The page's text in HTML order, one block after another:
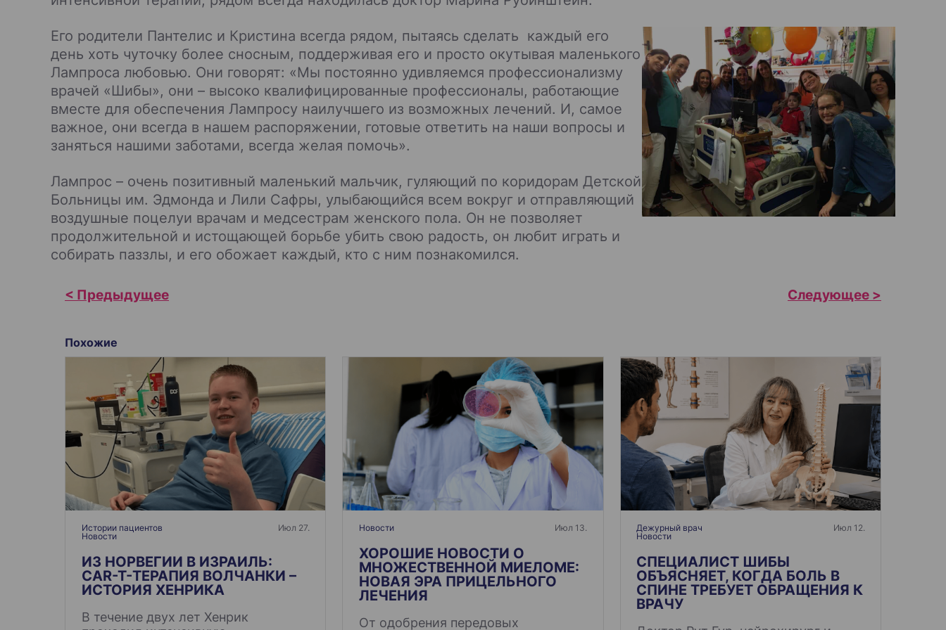
Его родители Пантелис и Кристина всегда рядом, пытаясь сделать каждый его
день хоть чуточку более сносным, поддерживая его и просто окутывая маленького
Лампроса любовью. Они говорят: «Мы постоянно удивляемся профессионализму
врачей «Шибы», они – высоко квалифицированные профессионалы, работающие
вместе для обеспечения Лампросу наилучшего из возможных лечений. И, самое
важное, они всегда в нашем распоряжении, готовые ответить на наши вопросы и
заняться нашими заботами, всегда желая помочь».
Лампрос – очень позитивный маленький мальчик, гуляющий по коридорам Детской
Больницы им. Эдмонда и Лили Сафры, улыбающийся всем вокруг и отправляющий
воздушные поцелуи врачам и медсестрам женского пола. Он не позволяет
продолжительной и истощающей борьбе убить свою радость, он любит играть и
собирать паззлы, и его обожает каждый, кто с ним познакомился.
Н
в
и
ц
и
я
п
з
Похожие
Истории пациентов
Новости
Июл 27.
ИЗ НОРВЕГИИ В ИЗРАИЛЬ:
CAR-T-ТЕРАПИЯ ВОЛЧАНКИ –
ИСТОРИЯ ХЕНРИКА
В течение двух лет Хенрик
Новости Июл 13.
ХОРОШИЕ НОВОСТИ О
МНОЖЕСТВЕННОЙ МИЕЛОМЕ:
НОВАЯ ЭРА ПРИЦЕЛЬНОГО
ЛЕЧЕНИЯ
От одобрения передовых
Дежурный врач
Новости
Июл 12.
СПЕЦИАЛИСТ ШИБЫ
ОБЪЯСНЯЕТ, КОГДА БОЛЬ В
СПИНЕ ТРЕБУЕТ ОБРАЩЕНИЯ К
ВРАЧУ